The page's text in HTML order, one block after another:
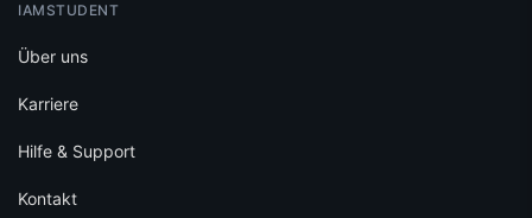
IAMSTUDENT
Über uns
Karriere
Hilfe & Support
Kontakt